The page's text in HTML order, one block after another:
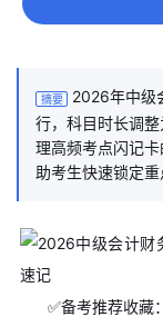
摘要
2026年中级
行，科目时长调
理高频考点闪记
助考生快速锁定重
✅备考推荐收藏：